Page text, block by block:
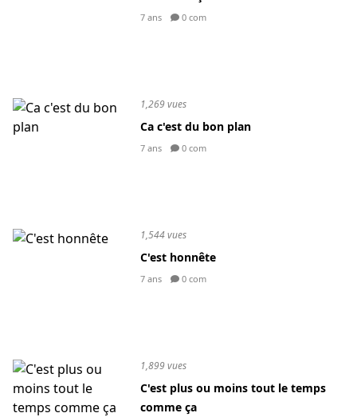
7 ans 0 com
1,269 vues
Ca c'est du bon plan
7 ans 0 com
1,544 vues
C'est honnête
7 ans 0 com
1,899 vues
C'est plus ou moins tout le temps
comme ça